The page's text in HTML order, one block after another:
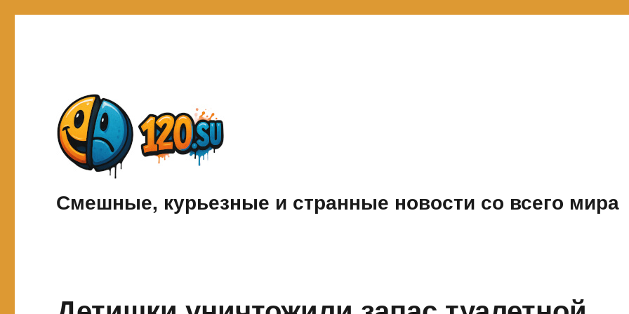
Смешные, курьезные и странные новости со всего мира